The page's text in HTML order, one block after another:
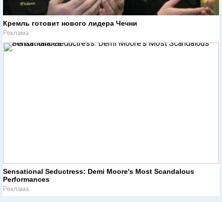
Кремль готовит нового лидера Чечни
Реклама
Sensational Seductress: Demi Moore's Most Scandalous
Performances
Реклама